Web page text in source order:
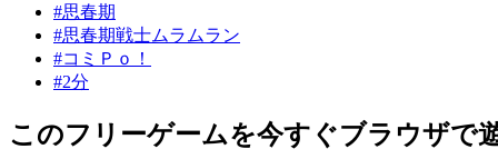
#思春期
#思春期戦士ムラムラン
#コミＰｏ！
#2分
このフリーゲームを今すぐブラウザで